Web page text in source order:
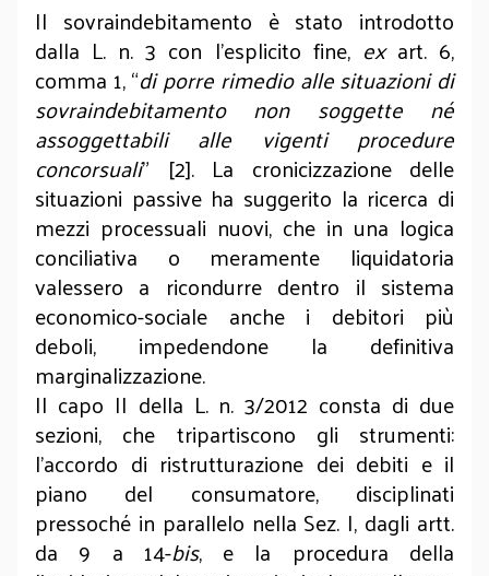
Il sovraindebitamento è stato introdotto
dalla L. n. 3 con l’esplicito fine, exart. 6,
comma 1, “di porre rimedio alle situazioni di
sovraindebitamento non soggette né
assoggettabili alle vigenti procedure
concorsuali” [2]. La cronicizzazione delle
situazioni passive ha suggerito la ricerca di
mezzi processuali nuovi, che in una logica
conciliativa o meramente liquidatoria
valessero a ricondurre dentro il sistema
economico-sociale anche i debitori più
deboli, impedendone la definitiva
marginalizzazione.
Il capo II della L. n. 3/2012 consta di due
sezioni, che tripartiscono gli strumenti:
l'accordo di ristrutturazione dei debiti e il
piano del consumatore, disciplinati
pressoché in parallelo nella Sez. I, dagli artt.
da 9 a 14-bis, e la procedura della